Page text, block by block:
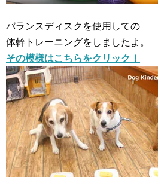
バランスディスクを使用しての
体幹トレーニングをしましたよ。
その模様はこちらをクリック！